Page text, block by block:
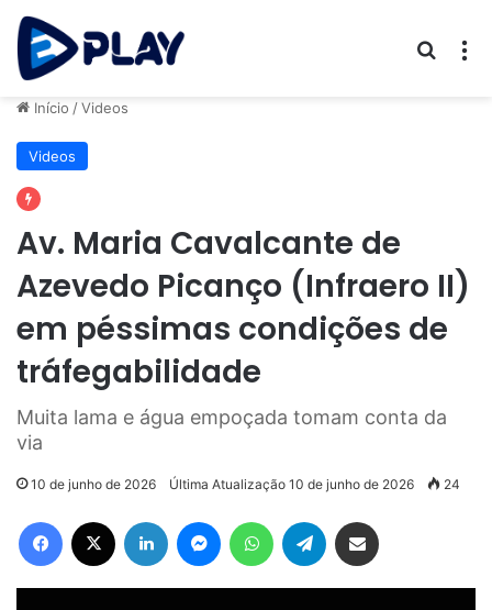
Início /Videos
Videos
Av. Maria Cavalcante de
Azevedo Picanço (Infraero II)
em péssimas condições de
tráfegabilidade
Muita lama e água empoçada tomam conta da
via
10 de junho de 2026 Última Atualização 10 de junho de 2026 24